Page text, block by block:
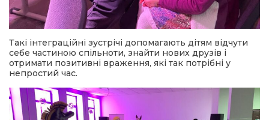
Такі інтеграційні зустрічі допомагають дітям відчути
себе частиною спільноти, знайти нових друзів і
отримати позитивні враження, які так потрібні у
непростий час.